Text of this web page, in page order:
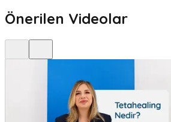
Önerilen Videolar